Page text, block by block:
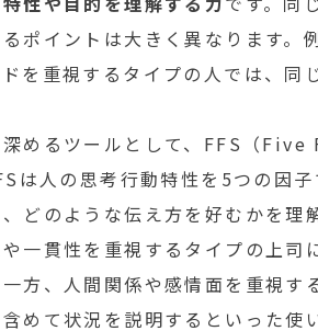
ポイントは大きく異なります。
を重視するタイプの人では、同
深めるツールとして、FFS（
は人の思考行動特性を5つの因
どのような伝え方を好むかを理
一貫性を重視するタイプの上司
方、人間関係や感情面を重視
めて状況を説明するといった使